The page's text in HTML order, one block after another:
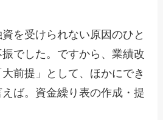
を受けられない原因のひと
でした。ですから、業績改
前提」として、ほかにでき
ば。資金繰り表の作成・提